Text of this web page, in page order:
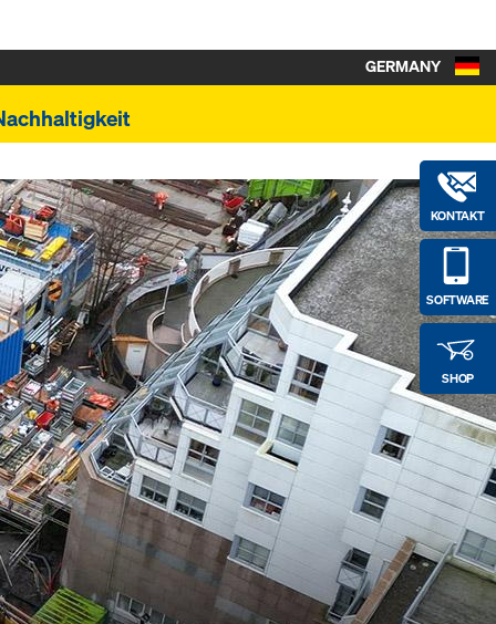
KONTAKT
SOFTWARE
SHOP
GERMANY